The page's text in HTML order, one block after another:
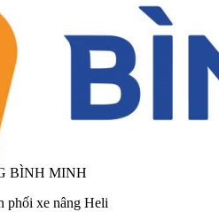
BÌNH MINH
phối xe nâng Heli